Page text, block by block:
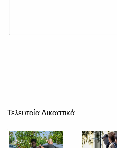
Τελευταία Δικαστικά